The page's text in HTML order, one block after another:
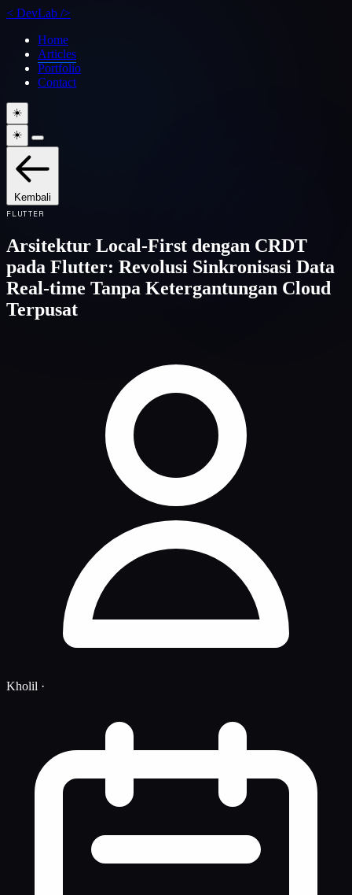
< DevLab />
Home
Articles
Portfolio
Contact
☀️
☀️
Kembali
FLUTTER
Arsitektur Local-First dengan CRDT
pada Flutter: Revolusi Sinkronisasi Data
Real-time Tanpa Ketergantungan Cloud
Terpusat
Kholil ·